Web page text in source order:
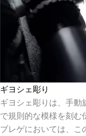
ギヨシェ彫り
ギヨシェ彫りは、手動
で規則的な模様を刻む
ブレゲにおいては、こ